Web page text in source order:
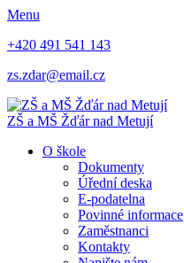
Menu
+420 491 541 143
zs.zdar@email.cz
ZŠ a MŠ Žďár nad Metují
O škole
Dokumenty
Úřední deska
E-podatelna
Povinné informace
Zaměstnanci
Kontakty